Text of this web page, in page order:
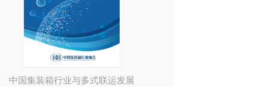
中国集装箱行业与多式联运发展